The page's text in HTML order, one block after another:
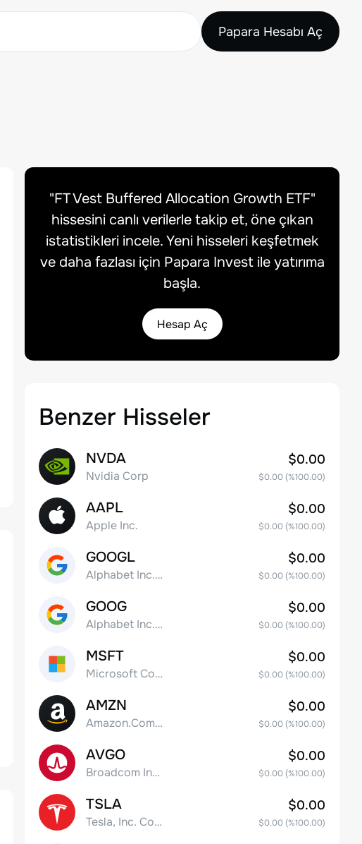
Papara Hesabı Aç
"FT Vest Buffered Allocation Growth ETF"
hissesini canlı verilerle takip et, öne çıkan
istatistikleri incele. Yeni hisseleri keşfetmek
ve daha fazlası için Papara Invest ile yatırıma
başla.
Hesap Aç
Benzer Hisseler
NVDA
Nvidia Corp
$0.00
$0.00(%100.00)
AAPL
Apple Inc.
$0.00
$0.00(%100.00)
GOOGL
Alphabet Inc. Class A Common Stock
$0.00
$0.00(%100.00)
GOOG
Alphabet Inc. Class C Capital Stock
$0.00
$0.00(%100.00)
MSFT
Microsoft Corp
$0.00
$0.00(%100.00)
AMZN
Amazon.Com Inc
$0.00
$0.00(%100.00)
AVGO
Broadcom Inc. Common Stock
$0.00
$0.00(%100.00)
TSLA
Tesla, Inc. Common Stock
$0.00
$0.00(%100.00)